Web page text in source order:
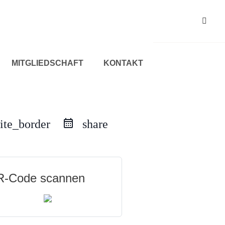
MITGLIEDSCHAFT KONTAKT
share
Code scannen